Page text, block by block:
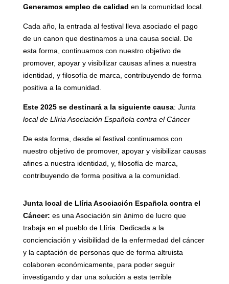
Generamos empleo de calidad en la comunidad local.
Cada año, la entrada al festival lleva asociado el pago
de un canon que destinamos a una causa social. De
esta forma, continuamos con nuestro objetivo de
promover, apoyar y visibilizar causas afines a nuestra
identidad, y filosofía de marca, contribuyendo de forma
positiva a la comunidad.
Este 2025 se destinará a la siguiente causa: Junta
local de Llíria Asociación Española contra el Cáncer
De esta forma, desde el festival continuamos con
nuestro objetivo de promover, apoyar y visibilizar causas
afines a nuestra identidad, y, filosofía de marca,
contribuyendo de forma positiva a la comunidad.
Junta local de Llíria Asociación Española contra el
Cáncer: es una Asociación sin ánimo de lucro que
trabaja en el pueblo de Llíria. Dedicada a la
concienciación y visibilidad de la enfermedad del cáncer
y la captación de personas que de forma altruista
colaboren económicamente, para poder seguir
investigando y dar una solución a esta terrible